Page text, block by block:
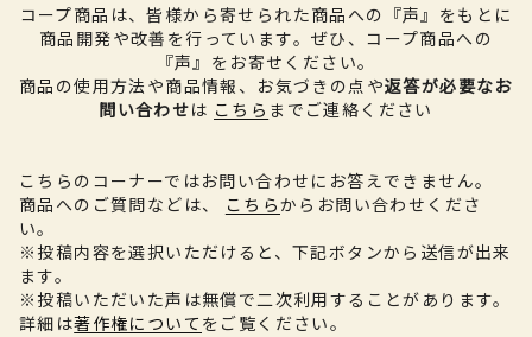
コープ商品は、皆様から寄せられた商品への『声』をもとに
商品開発や改善を行っています。 ぜひ、コープ商品への
『声』をお寄せください。
商品の使用方法や商品情報、お気づきの点や返答が必要なお
問い合わせは こちら までご連絡ください
こちらのコーナーではお問い合わせにお答えできません。
商品へのご質問などは、
こちらからお問い合わせくださ
い。
※投稿内容を選択いただけると、下記ボタンから送信が出来
ます。
※投稿いただいた声は無償で二次利用することがあります。
詳細は著作権について をご覧ください。